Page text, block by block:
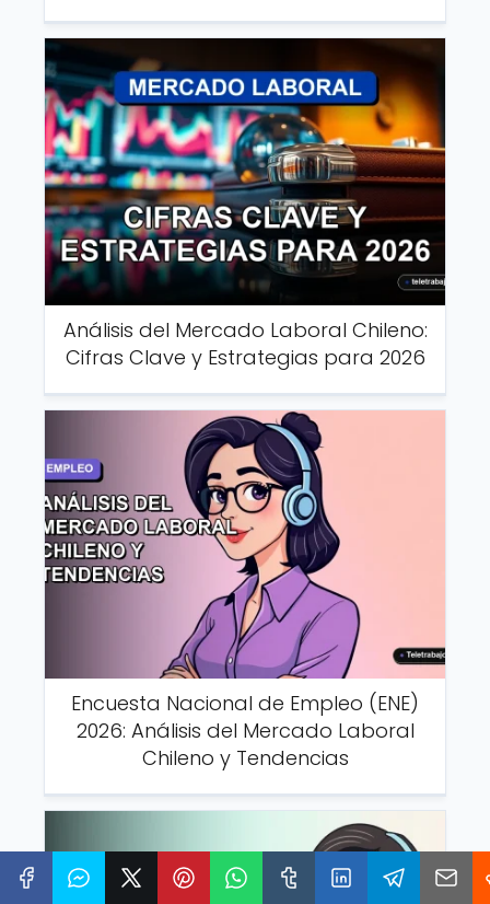
Análisis del Mercado Laboral Chileno:
Cifras Clave y Estrategias para 2026
Encuesta Nacional de Empleo (ENE)
2026: Análisis del Mercado Laboral
Chileno y Tendencias